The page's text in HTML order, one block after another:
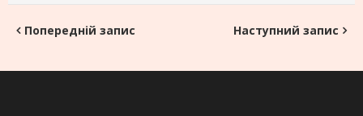
Навігація
Попередній запис Наступний запис